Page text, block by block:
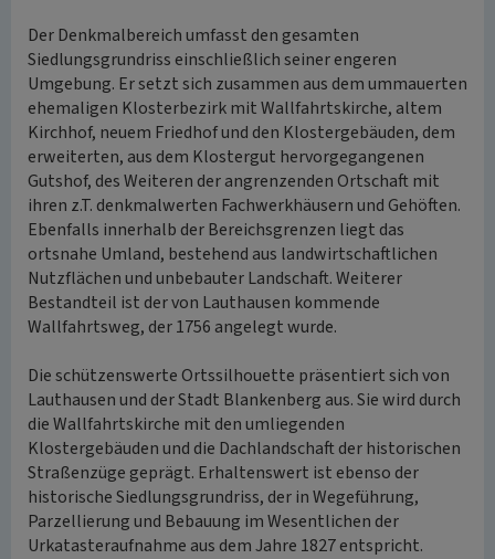
Der Denkmalbereich umfasst den gesamten
Siedlungsgrundriss einschließlich seiner engeren
Umgebung. Er setzt sich zusammen aus dem ummauerten
ehemaligen Klosterbezirk mit Wallfahrtskirche, altem
Kirchhof, neuem Friedhof und den Klostergebäuden, dem
erweiterten, aus dem Klostergut hervorgegangenen
Gutshof, des Weiteren der angrenzenden Ortschaft mit
ihren z.T. denkmalwerten Fachwerkhäusern und Gehöften.
Ebenfalls innerhalb der Bereichsgrenzen liegt das
ortsnahe Umland, bestehend aus landwirtschaftlichen
Nutzflächen und unbebauter Landschaft. Weiterer
Bestandteil ist der von Lauthausen kommende
Wallfahrtsweg, der 1756 angelegt wurde.
Die schützenswerte Ortssilhouette präsentiert sich von
Lauthausen und der Stadt Blankenberg aus. Sie wird durch
die Wallfahrtskirche mit den umliegenden
Klostergebäuden und die Dachlandschaft der historischen
Straßenzüge geprägt. Erhaltenswert ist ebenso der
historische Siedlungsgrundriss, der in Wegeführung,
Parzellierung und Bebauung im Wesentlichen der
Urkatasteraufnahme aus dem Jahre 1827 entspricht.